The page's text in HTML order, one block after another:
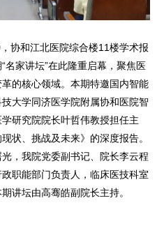
和江北医院综合楼11楼学术报
名家讲坛”在此隆重启幕，聚焦医
的核心领域。本期特邀国内智能
大学同济医学院附属协和医院智
研究院院长叶哲伟教授担任主
状、挑战及未来》的深度报告。
，我院党委副书记、院长李云程
职能部门负责人，临床医技科室
讲坛由高骞皓副院长主持。